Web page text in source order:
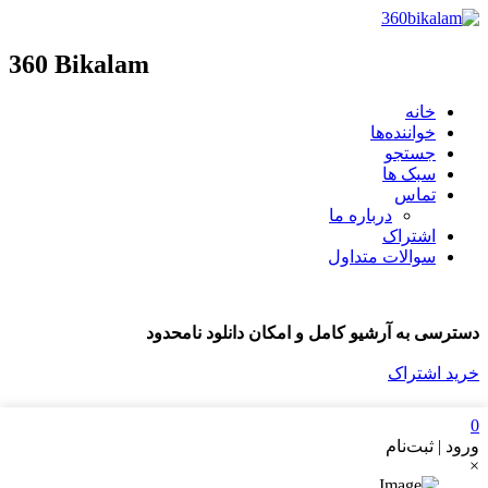
360 Bikalam
خانه
خواننده‌ها
جستجو
سبک ها
تماس
درباره ما
اشتراک
سوالات متداول
دسترسی به آرشیو کامل و امکان دانلود نامحدود
خرید اشتراک
0
ورود | ثبت‌نام
×